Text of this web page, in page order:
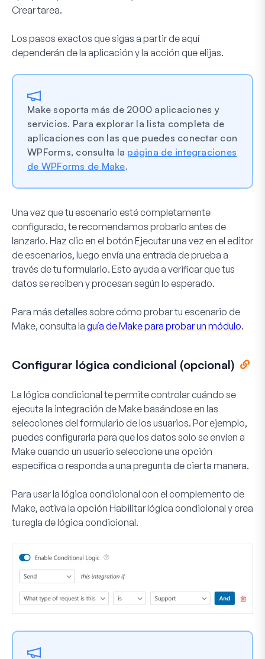
Crear tarea.
Los pasos exactos que sigas a partir de aquí
dependerán de la aplicación y la acción que elijas.
Make soporta más de 2000 aplicaciones y
servicios. Para explorar la lista completa de
aplicaciones con las que puedes conectar con
WPForms, consulta la página de integraciones
de WPForms de Make.
Una vez que tu escenario esté completamente
configurado, te recomendamos probarlo antes de
lanzarlo. Haz clic en el botón Ejecutar una vez en el editor
de escenarios, luego envía una entrada de prueba a
través de tu formulario. Esto ayuda a verificar que tus
datos se reciben y procesan según lo esperado.
Para más detalles sobre cómo probar tu escenario de
Make, consulta la guía de Make para probar un módulo.
Configurar lógica condicional (opcional)
La lógica condicional te permite controlar cuándo se
ejecuta la integración de Make basándose en las
selecciones del formulario de los usuarios. Por ejemplo,
puedes configurarla para que los datos solo se envíen a
Make cuando un usuario seleccione una opción
específica o responda a una pregunta de cierta manera.
Para usar la lógica condicional con el complemento de
Make, activa la opción Habilitar lógica condicional y crea
tu regla de lógica condicional.